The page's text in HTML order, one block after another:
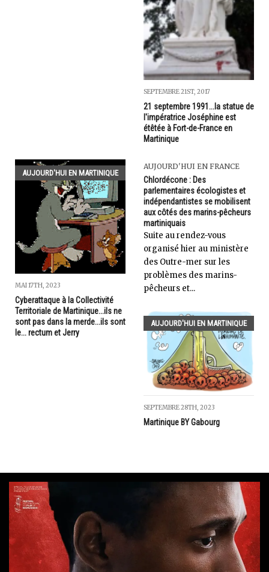
SEPTEMBRE 21ST, 2017
21 septembre 1991...la statue de
l'impératrice Joséphine est
étêtée à Fort-de-France en
Martinique
AUJOURD'HUI EN MARTINIQUE
MAI 17TH, 2023
Cyberattaque à la Collectivité
Territoriale de Martinique...ils ne
sont pas dans la merde...ils sont
le... rectum et Jerry
AUJOURD'HUI EN FRANCE
Chlordécone : Des
parlementaires écologistes et
indépendantistes se mobilisent
aux côtés des marins-pêcheurs
martiniquais
Suite au rendez-vous
organisé hier au ministère
des Outre-mer sur les
problèmes des marins-
pêcheurs et...
AUJOURD'HUI EN MARTINIQUE
SEPTEMBRE 28TH, 2023
Martinique BY Gabourg